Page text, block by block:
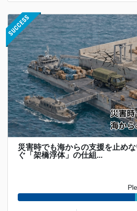
災害時でも海からの支援を止め
ぐ「架橋浮体」の仕組...